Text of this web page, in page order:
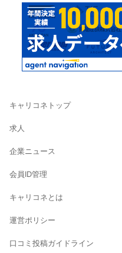
キャリコネトップ
求人
企業ニュース
会員ID管理
キャリコネとは
運営ポリシー
口コミ投稿ガイドライン